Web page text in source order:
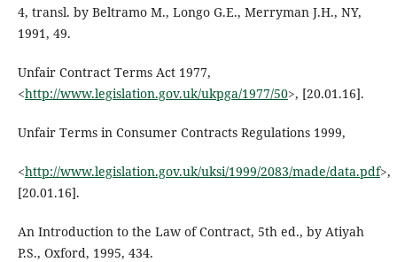
4, transl. by Beltramo M., Longo G.E., Merryman J.H., NY,
1991, 49.
Unfair Contract Terms Act 1977,
<http://www.legislation.gov.uk/ukpga/1977/50>, [20.01.16].
Unfair Terms in Consumer Contracts Regulations 1999,
<http://www.legislation.gov.uk/uksi/1999/2083/made/data.pdf>,
[20.01.16].
An Introduction to the Law of Contract, 5th ed., by Atiyah
P.S., Oxford, 1995, 434.